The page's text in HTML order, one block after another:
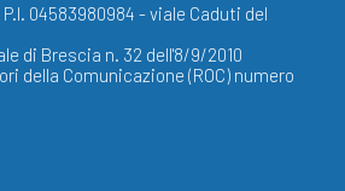
04583980984 - viale Caduti del
di Brescia n. 32 dell'8/9/2010
della Comunicazione (ROC) numero